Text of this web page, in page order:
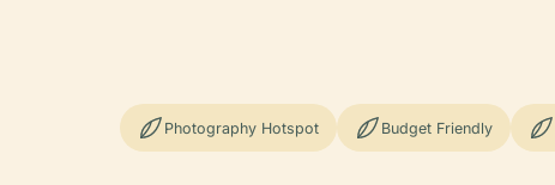
Photography Hotspot Budget Friendly